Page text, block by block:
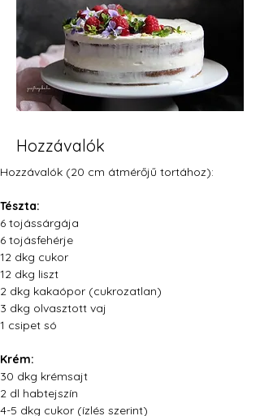
Hozzávalók
Hozzávalók (20 cm átmérőjű tortához):
Tészta:
6 tojássárgája
6 tojásfehérje
12 dkg cukor
12 dkg liszt
2 dkg kakaópor (cukrozatlan)
3 dkg olvasztott vaj
1 csipet só
Krém:
30 dkg krémsajt
2 dl habtejszín
4-5 dkg cukor (ízlés szerint)